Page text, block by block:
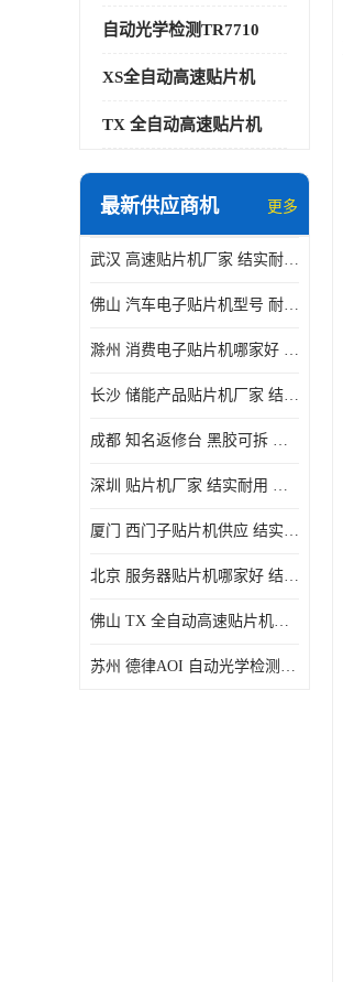
自动光学检测TR7710
XS全自动高速贴片机
TX 全自动高速贴片机
最新供应商机 更多
武汉 高速贴片机厂家 结实耐用 贴片效率高
佛山 汽车电子贴片机型号 耐振动 宽容性高
滁州 消费电子贴片机哪家好 结实耐用 全自动化
长沙 储能产品贴片机厂家 结实耐用 适用范围广
成都 知名返修台 黑胶可拆 对位 校正 贴放准确
深圳 贴片机厂家 结实耐用 全自动化
厦门 西门子贴片机供应 结实耐用 提高生产率
北京 服务器贴片机哪家好 结实耐用 宽容性高
佛山 TX 全自动高速贴片机型号 结实耐用 全自动化
苏州 德律AOI 自动光学检测 帮助节省时间和劳动力成本